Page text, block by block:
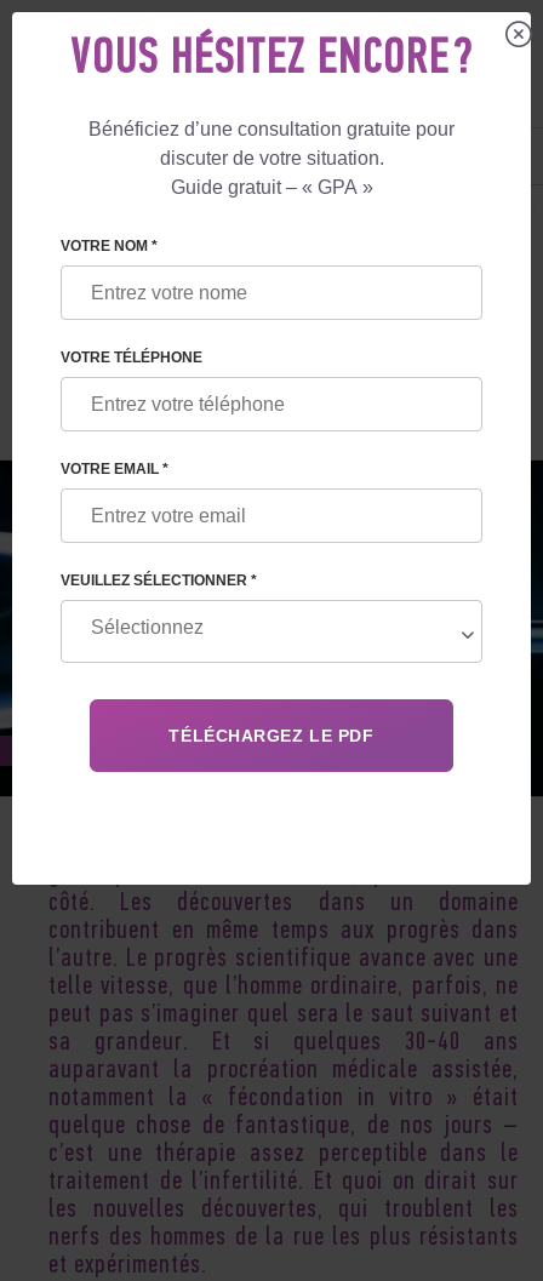
+33 805 081 801
NOUVELLES DANS LE MONDE DE LA
PROCRÉATION MÉDICALE ASSISTÉE
côté. Les découvertes dans un domaine
contribuent en même temps aux progrès dans
l’autre. Le progrès scientifique avance avec une
telle vitesse, que l’homme ordinaire, parfois, ne
peut pas s’imaginer quel sera le saut suivant et
sa grandeur. Et si quelques 30-40 ans
auparavant la procréation médicale assistée,
notamment la « fécondation in vitro » était
quelque chose de fantastique, de nos jours –
c’est une thérapie assez perceptible dans le
traitement de l’infertilité. Et quoi on dirait sur
les nouvelles découvertes, qui troublent les
nerfs des hommes de la rue les plus résistants
et expérimentés.
VOUS HÉSITEZ ENCORE ?
Bénéficiez d’une consultation gratuite pour
discuter de votre situation.
Guide gratuit – « GPA »
VOTRE NOM *
VOTRE TÉLÉPHONE
VOTRE EMAIL *
VEUILLEZ SÉLECTIONNER *